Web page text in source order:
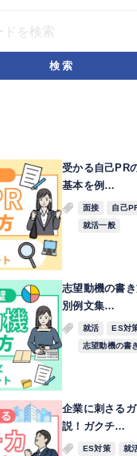
検索
受かる自己PR
基本を例…
面接 自己
就活一般
志望動機の書
別例文集…
就活 ES対
志望動機の書
企業に刺さる
説！ガクチ…
ES対策 就